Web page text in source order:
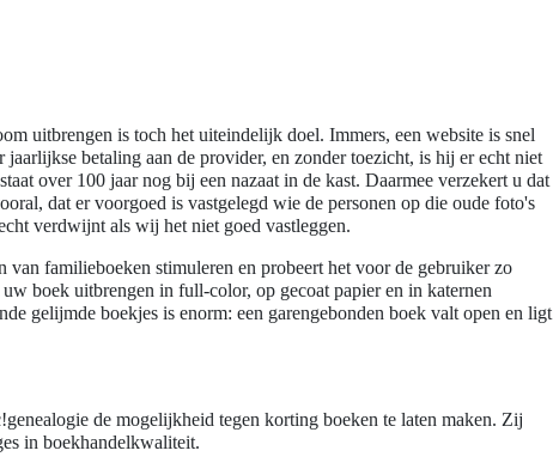
uitbrengen is toch het uiteindelijk doel. Immers, een website is snel
jaarlijkse betaling aan de provider, en zonder toezicht, is hij er echt niet
over 100 jaar nog bij een nazaat in de kast. Daarmee verzekert u dat
dat er voorgoed is vastgelegd wie de personen op die oude foto's
verdwijnt als wij het niet goed vastleggen.
van familieboeken stimuleren en probeert het voor de gebruiker zo
boek uitbrengen in full-color, op gecoat papier en in katernen
gelijmde boekjes is enorm: een garengebonden boek valt open en ligt
de mogelijkheid tegen korting boeken te laten maken. Zij
in boekhandelkwaliteit.